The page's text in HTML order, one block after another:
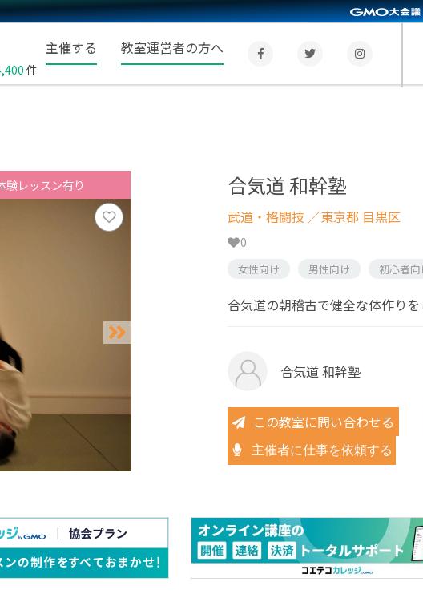
件
主催する 教室運営者の方へ
験レッスン有り 合気道 和幹塾
武道・格闘技 ／東京都 目黒区
0
女性向け 男性向け 初心者向
合気道の朝稽古で健全な体作り
合気道 和幹塾
この教室に問い合わせる
主催者に仕事を依頼する